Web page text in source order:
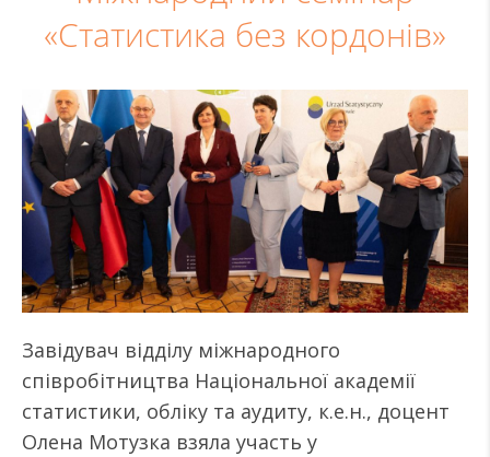
«Статистика без кордонів»
Завідувач відділу міжнародного
співробітництва Національної академії
статистики, обліку та аудиту, к.е.н., доцент
Олена Мотузка взяла участь у